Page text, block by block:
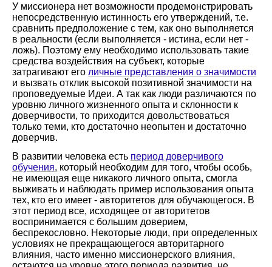
У миссионера нет возможности продемонстрировать
непосредственную истинность его утверждений, т.е.
сравнить предположение с тем, как оно выполняется
в реальности (если выполняется - истина, если нет -
ложь). Поэтому ему необходимо использовать такие
средства воздействия на субъект, которые
затрагивают его личные представления о значимости
и вызвать отклик высокой позитивной значимости на
проповедуемые Идеи. А так как люди различаются по
уровню личного жизненного опыта и склонности к
доверчивости, то приходится довольствоваться
только теми, кто достаточно неопытен и достаточно
доверчив.
В развитии человека есть период доверчивого
обучения, который необходим для того, чтобы особь,
не имеющая еще никакого личного опыта, смогла
выживать и наблюдать пример использования опыта
тех, кто его имеет - авторитетов для обучающегося. В
этот период все, исходящее от авторитетов
воспринимается с большим доверием,
беспрекословно. Некоторые люди, при определенных
условиях не прекращающегося авторитарного
влияния, часто именно миссионерского влияния,